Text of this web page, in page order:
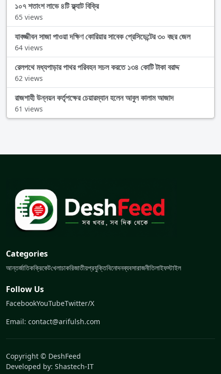
১০৭ শতাংশ লাভে ৪টি ফ্ল্যাট বিক্রি
65 views
যাবজ্জীবন সাজা পাওয়া দক্ষিণ কোরিয়ার সাবেক প্রেসিডেন্টের ৩০ বছর জেল
64 views
রেলপথে মধ্যপাড়ার পাথর পরিবহন সচল করতে ১৩৪ কোটি টাকা বরাদ্দ
62 views
রাজশাহী উন্নয়ন কর্তৃপক্ষের চেয়ারম্যান হলেন আবুল কালাম আজাদ
61 views
Categories
আন্তর্জাতিকক্রিকেটখেলাচাকরিজাতীয়প্রযুক্তিবিনোদনব্যবসারাজনীতিলাইফস্টাইল
Follow Us
FacebookYouTubeTwitter/X
Email: contact@arifulsh.com
Copyright © DeshFeed
Developed by: Shastech-IT